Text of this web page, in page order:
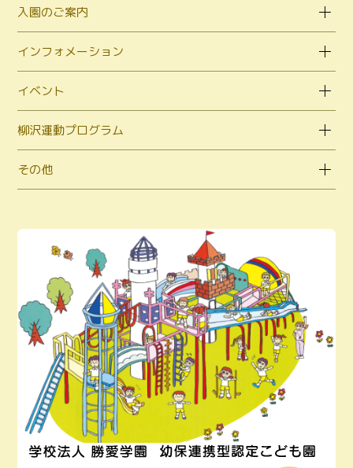
入園のご案内
インフォメーション
イベント
柳沢運動プログラム
その他